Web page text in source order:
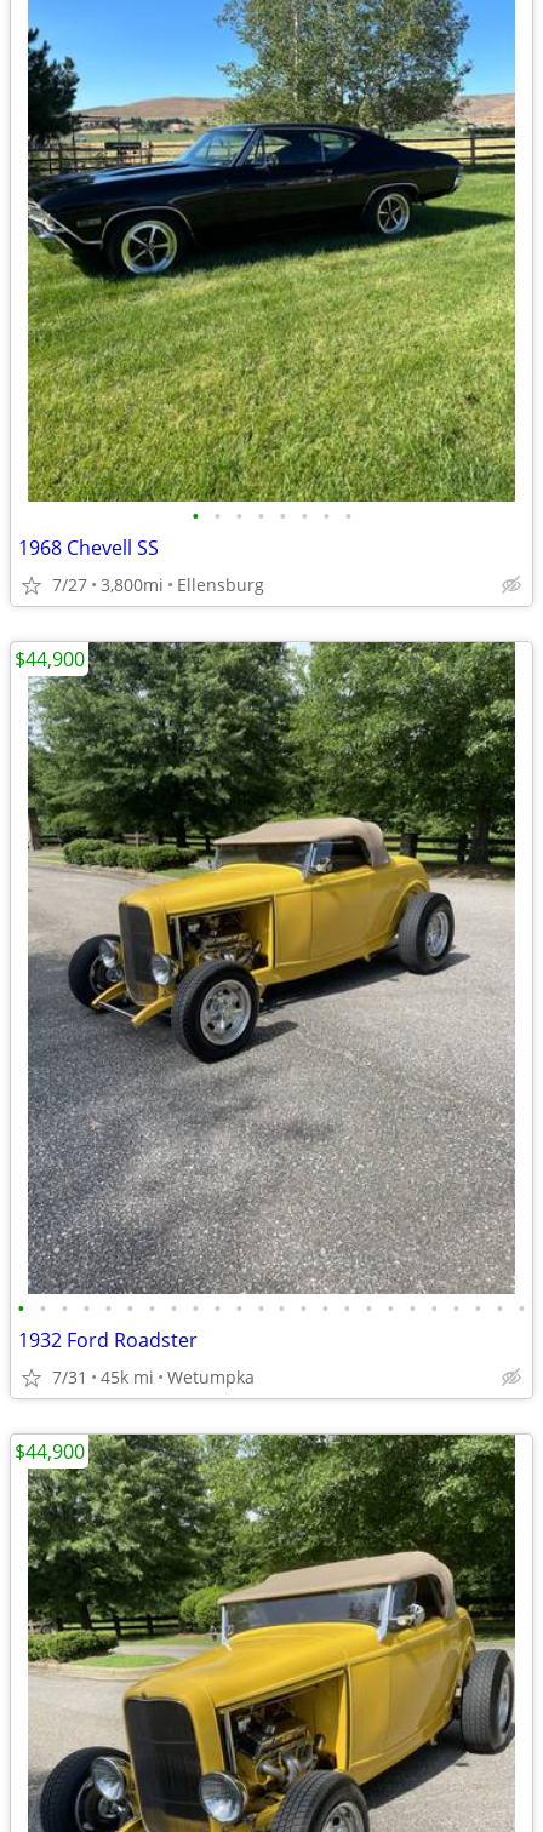
• • • • • • • •
1968 Chevell SS
7/27 3,800mi Ellensburg
• • • • • • • • • • • • • • • • • • • • • • • •
1932 Ford Roadster
7/31 45k mi Wetumpka
$44,900
$44,900